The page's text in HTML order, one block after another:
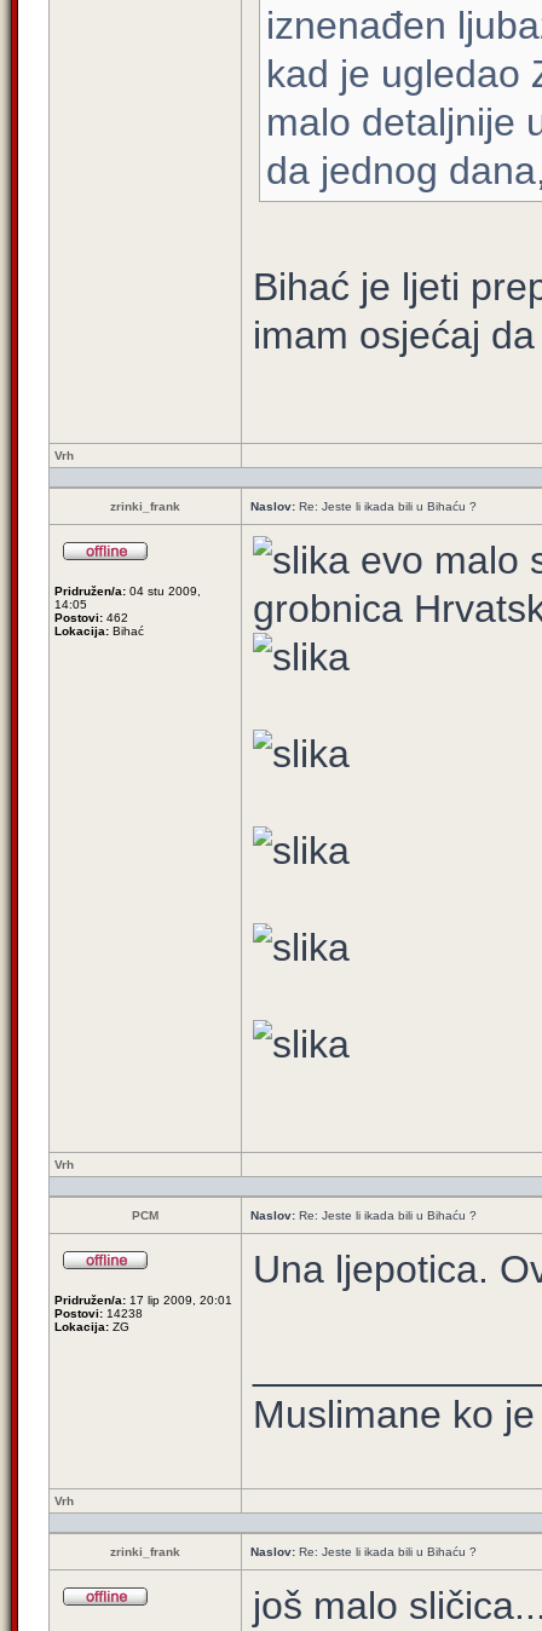
iznenađen
kad je ugledao
malo detaljnije
da jednog
Bihać je ljeti
imam osjećaj
Vrh
zrinki_frank Naslov: Re: Jeste li ikada bili u Bihaću ?
Pridružen/a: 04 stu 2009,
14:05
Postovi: 462
Lokacija: Bihać
evo malo
grobnica
Vrh
PCM Naslov: Re: Jeste li ikada bili u Bihaću ?
Pridružen/a: 17 lip 2009, 20:01
Postovi: 14238
Lokacija: ZG
Una ljepotica.
Muslimane ko
Vrh
zrinki_frank Naslov: Re: Jeste li ikada bili u Bihaću ?
još malo